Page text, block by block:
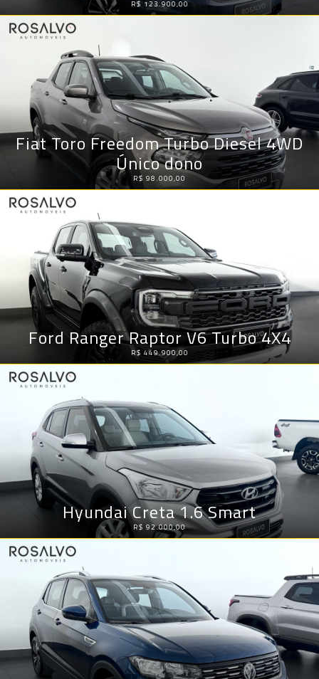
R$ 123.900,00
Fiat Toro Freedom Turbo Diesel 4WD
Único dono
R$ 98.000,00
Ford Ranger Raptor V6 Turbo 4X4
R$ 449.900,00
Hyundai Creta 1.6 Smart
R$ 92.000,00